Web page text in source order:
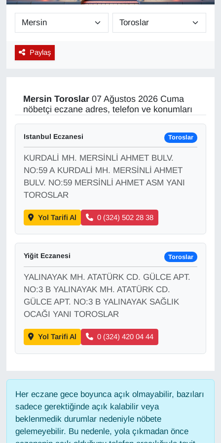
Paylaş
Mersin Toroslar07 Ağustos 2026 Cuma
nöbetçi eczane adres, telefon ve konumları
Istanbul Eczanesi Toroslar
KURDALİ MH. MERSİNLİ AHMET BULV.
NO:59 A KURDALİ MH. MERSİNLİ AHMET
BULV. NO:59 MERSİNLİ AHMET ASM YANI
TOROSLAR
Yol Tarifi Al 0 (324) 502 28 38
Yiğit Eczanesi Toroslar
YALINAYAK MH. ATATÜRK CD. GÜLCE APT.
NO:3 B YALINAYAK MH. ATATÜRK CD.
GÜLCE APT. NO:3 B YALINAYAK SAĞLIK
OCAĞI YANI TOROSLAR
Yol Tarifi Al 0 (324) 420 04 44
Her eczane gece boyunca açık olmayabilir, bazıları
sadece gerektiğinde açık kalabilir veya
beklenmedik durumlar nedeniyle nöbete
gelemeyebilir. Bu nedenle, yola çıkmadan önce
Diğer
DÜNYA
EKONOMİ
Eleman
En çok konuşulanlar
GENEL
Güncel
Gündem
Haber
HABERDE İNSAN
İngilizce
Kadın
Kim Kimdir?
Kültür & Sanat